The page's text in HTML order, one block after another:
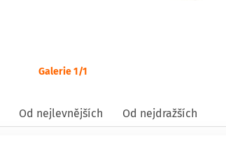
Galerie 1/1
Od nejlevnějších Od nejdražších